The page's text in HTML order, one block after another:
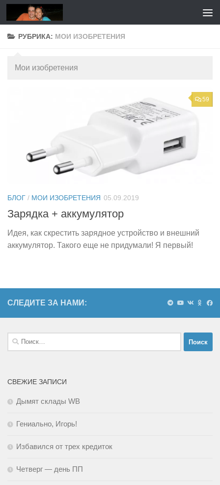
Перейти к содержимому
РУБРИКА: МОИ ИЗОБРЕТЕНИЯ
Мои изобретения
59
БЛОГ / МОИ ИЗОБРЕТЕНИЯ 05.09.2019
Зарядка + аккумулятор
Идея, как скрестить зарядное устройство и внешний
аккумулятор. Такого еще не придумали! Я первый!
СЛЕДИТЕ ЗА НАМИ:
Найти:
СВЕЖИЕ ЗАПИСИ
Дымят склады WB
Гениально, Игорь!
Избавился от трех кредиток
Четверг — день ПП